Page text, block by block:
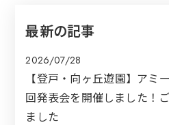
最新の記事
2026/07/28
【登戸・向ヶ丘遊園】アミ
回発表会を開催しました！
ました